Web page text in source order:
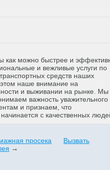
как можно быстрее и
и вежливые услуги по
средств наших
наше внимание на
и выживании на рынке. Мы
важность уважительного
и признаем, что
с качественных
просека
Вызвать
→